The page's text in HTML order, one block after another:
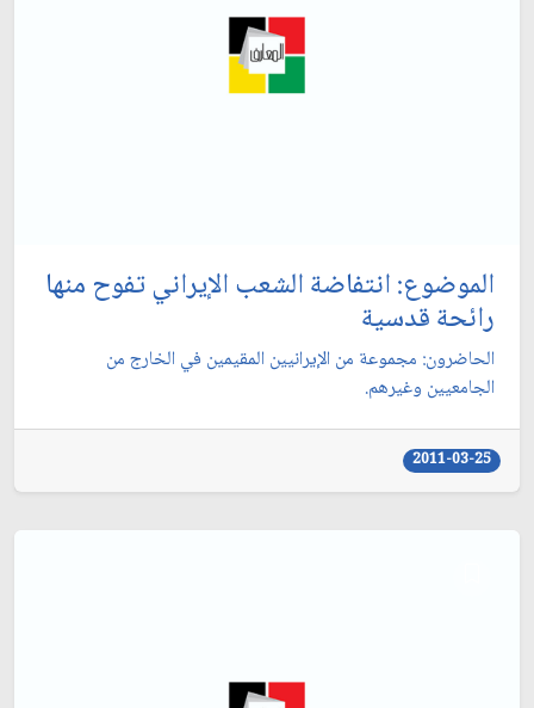
الموضوع: انتفاضة الشعب الإيراني تفوح منها
رائحة قدسية
الحاضرون: مجموعة من الإيرانيين المقيمين في الخارج من
الجامعيين وغيرهم.
2011-03-25